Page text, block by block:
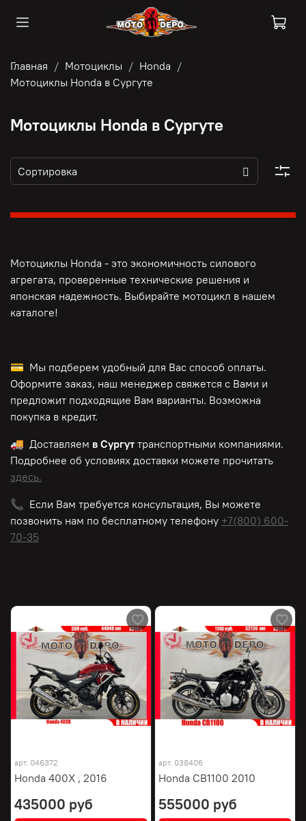
Главная Мотоциклы
Honda
Мотоциклы Honda в Сургуте
Мотоциклы Honda в Сургуте
Мотоциклы Honda - это экономичность силового
агрегата, проверенные технические решения и
японская надежность. Выбирайте мотоцикл в нашем
каталоге!
💳 Мы подберем удобный для Вас способ оплаты.
Оформите заказ, наш менеджер свяжется с Вами и
предложит подходящие Вам варианты. Возможна
покупка в кредит.
🚚 Доставляем в Сургут транспортными компаниями.
Подробнее об условиях доставки можете прочитать
здесь.
📞 Если Вам требуется консультация, Вы можете
позвонить нам по бесплатному телефону +7(800) 600-
70-35
арт. 046372
Honda 400X , 2016
435000 руб
арт. 038406
Honda CB1100 2010
555000 руб